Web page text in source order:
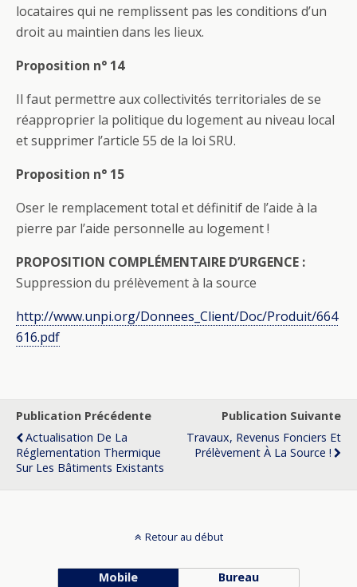
locataires qui ne remplissent pas les conditions d’un
droit au maintien dans les lieux.
Proposition n° 14
Il faut permettre aux collectivités territoriales de se
réapproprier la politique du logement au niveau local
et supprimer l’article 55 de la loi SRU.
Proposition n° 15
Oser le remplacement total et définitif de l’aide à la
pierre par l’aide personnelle au logement !
PROPOSITION COMPLÉMENTAIRE D’URGENCE :
Suppression du prélèvement à la source
http://www.unpi.org/Donnees_Client/Doc/Produit/664
616.pdf
Publication Précédente
Actualisation De La
Réglementation Thermique
Sur Les Bâtiments Existants
Publication Suivante
Travaux, Revenus Fonciers Et
Prélèvement À La Source !
Retour au début
Mobile Bureau